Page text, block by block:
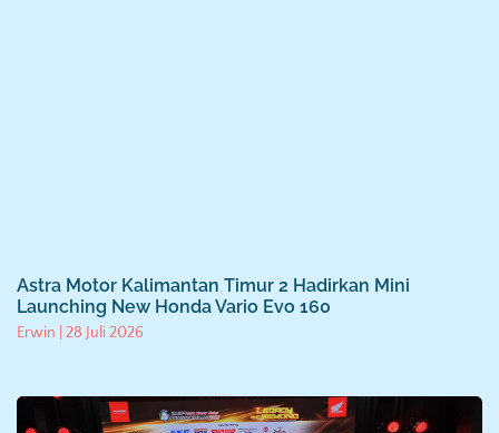
Astra Motor Kalimantan Timur 2 Hadirkan Mini
Launching New Honda Vario Evo 160
Erwin 28 Juli 2026